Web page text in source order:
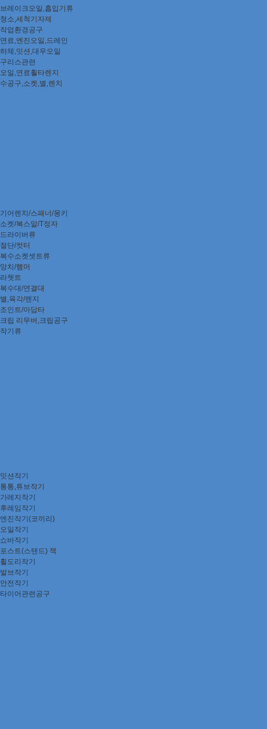
브레이크오일,흡입기류
청소,세척기자제
작업환경공구
연료,엔진오일,드레인
하체,밋션,대우오일
구리스관련
오일,연료훨타렌지
수공구,소켓,별,렌치
기어렌치/스패너/몽키
소켓/복스알/T정자
드라이버류
절단/컷터
복수소켓셋트류
망치/햄머
라쳇트
복수대/연결대
별,육각/렌지
조인트/아답타
크립 리무버,크립공구
작기류
밋션작기
통통,튜브작기
가레지작기
후레임작기
엔진작기(코끼리)
오일작기
쇼바작기
포스트(스탠드) 잭
휠도리작기
발브작기
안전작기
타이어관련공구